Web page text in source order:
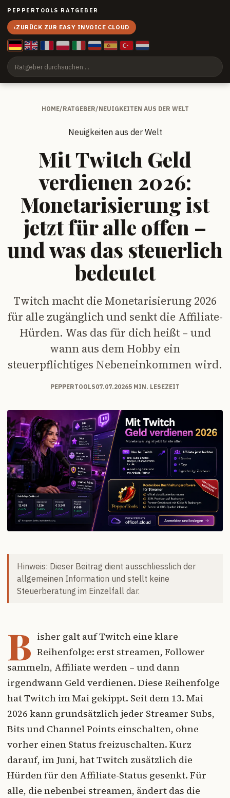
PEPPERTOOLS RATGEBER
‹ZURÜCK ZUR EASY INVOICE CLOUD
HOME/RATGEBER/NEUIGKEITEN AUS DER WELT
Neuigkeiten aus der Welt
Mit Twitch Geld
verdienen 2026:
Monetarisierung ist
jetzt für alle offen –
und was das steuerlich
bedeutet
Twitch macht die Monetarisierung 2026
für alle zugänglich und senkt die Affiliate-
Hürden. Was das für dich heißt – und
wann aus dem Hobby ein
steuerpflichtiges Nebeneinkommen wird.
PEPPERTOOLS07.07.20265 MIN. LESEZEIT
Hinweis: Dieser Beitrag dient ausschliesslich der
allgemeinen Information und stellt keine
Steuerberatung im Einzelfall dar.
B isher galt auf Twitch eine klare
Reihenfolge: erst streamen, Follower
sammeln, Affiliate werden – und dann
irgendwann Geld verdienen. Diese Reihenfolge
hat Twitch im Mai gekippt. Seit dem 13. Mai
2026 kann grundsätzlich jeder Streamer Subs,
Bits und Channel Points einschalten, ohne
vorher einen Status freizuschalten. Kurz
darauf, im Juni, hat Twitch zusätzlich die
Hürden für den Affiliate-Status gesenkt. Für
alle, die nebenbei streamen, ändert das die